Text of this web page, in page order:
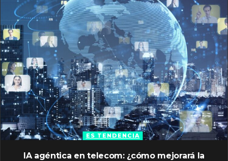
ES TENDENCIA
IA agéntica en telecom: ¿cómo mejorará la